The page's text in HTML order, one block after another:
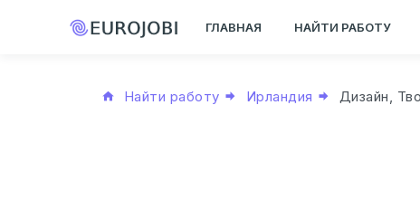
ГЛАВНАЯ НАЙТИ РАБОТУ
Найти работу Ирландия Дизайн,